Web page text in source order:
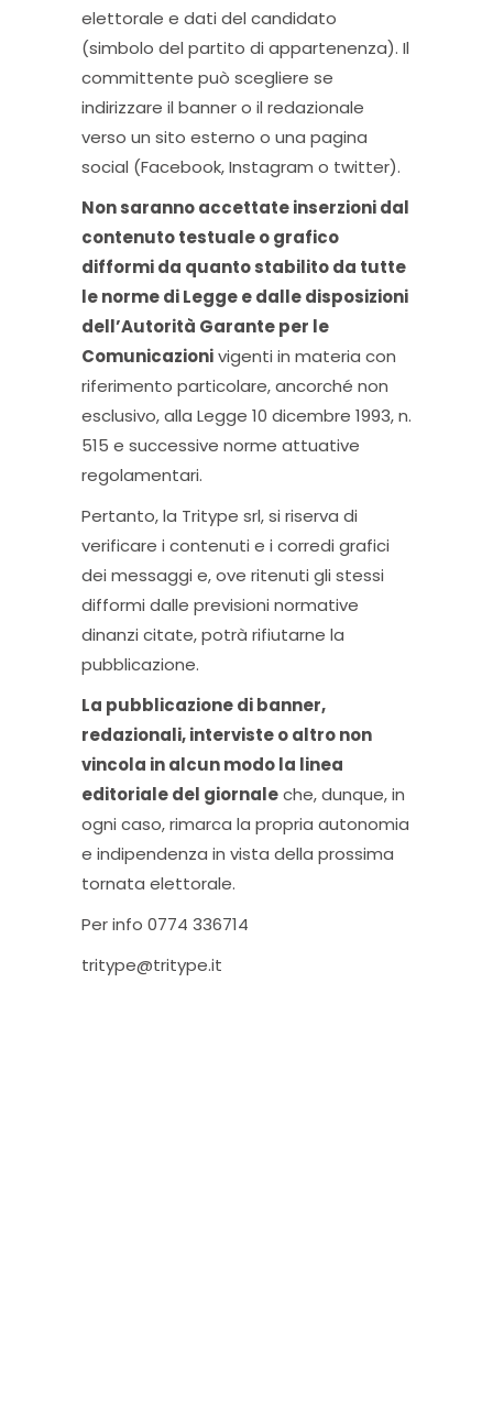
elettorale e dati del candidato
(simbolo del partito di appartenenza). Il
committente può scegliere se
indirizzare il banner o il redazionale
verso un sito esterno o una pagina
social (Facebook, Instagram o twitter).
Non saranno accettate inserzioni dal
contenuto testuale o grafico
difformi da quanto stabilito da tutte
le norme di Legge e dalle disposizioni
dell’Autorità Garante per le
Comunicazionivigenti in materia con
riferimento particolare, ancorché non
esclusivo, alla Legge 10 dicembre 1993, n.
515 e successive norme attuative
regolamentari.
Pertanto, la Tritype srl, si riserva di
verificare i contenuti e i corredi grafici
dei messaggi e, ove ritenuti gli stessi
difformi dalle previsioni normative
dinanzi citate, potrà rifiutarne la
pubblicazione.
La pubblicazione di banner,
redazionali, interviste o altro non
vincola in alcun modo la linea
editoriale del giornaleche, dunque, in
ogni caso, rimarca la propria autonomia
e indipendenza in vista della prossima
tornata elettorale.
Per info 0774 336714
tritype@tritype.it